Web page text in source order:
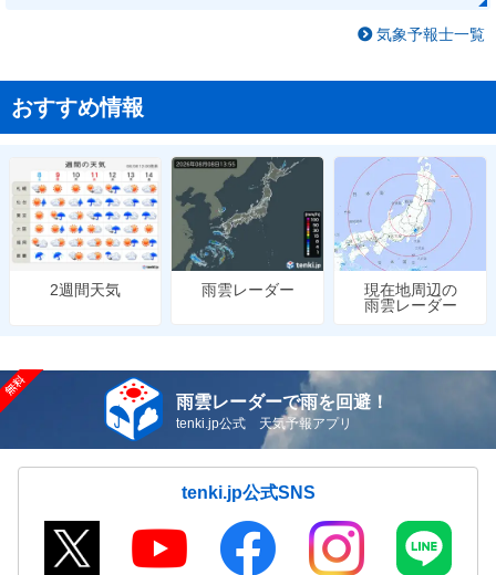
気象予報士一覧
おすすめ情報
2週間天気 雨雲レーダー
現在地周辺の
雨雲レーダー
雨雲レーダーで雨を回避！
tenki.jp公式 天気予報アプリ
tenki.jp公式SNS